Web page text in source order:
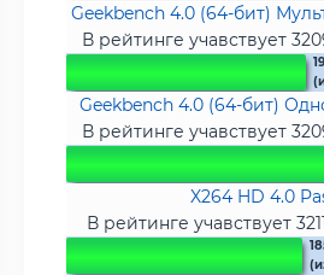
Geekbench 4.0 (64-бит)
В рейтинге учавствует
Geekbench 4.0 (64-бит)
В рейтинге учавствует
X264 HD 4.0
В рейтинге учавствует